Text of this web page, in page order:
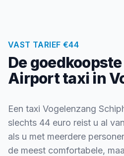
VAST TARIEF €44
De
Airport taxi in
Een taxi Vogelenzang
slechts 44 euro reist u al
als u met meerdere
de meest comfortabele,